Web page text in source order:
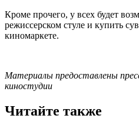
Кроме прочего, у всех будет
режиссерском стуле и купить
киномаркете.
Материалы предоставлены
киностудии
Читайте также